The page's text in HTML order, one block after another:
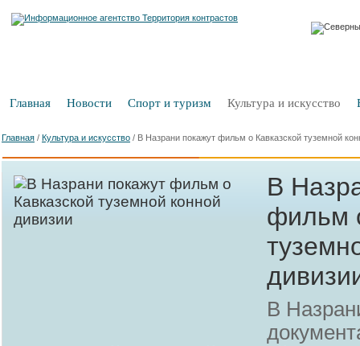
Главная Новости Спорт и туризм Культура и искусство
Главная / Культура и искусство / В Назрани покажут фильм о Кавказской туземной
В
фильм
В